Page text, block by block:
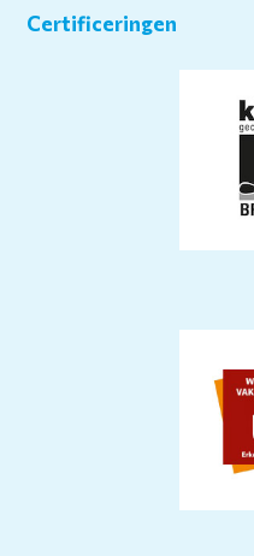
Certificeringen